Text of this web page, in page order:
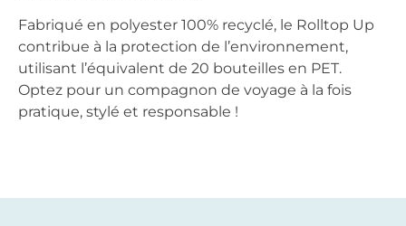
Fabriqué en polyester 100% recyclé, le Rolltop Up
contribue à la protection de l’environnement,
utilisant l’équivalent de 20 bouteilles en PET.
Optez pour un compagnon de voyage à la fois
pratique, stylé et responsable !